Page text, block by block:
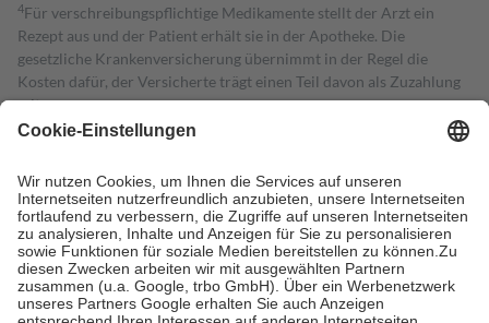
4Für verschreibungspflichtige Medikamente stellt der Arzt ein
Rezept aus und der Patient erhält sie in der Apotheke. Die
gesetzliche Krankenversicherung übernimmt in der Regel die
Kosten dafür, der Versicherte trägt einen Teil davon als Zuzahlung
mit.
Grundsätzlich leisten Mitglieder Zuzahlungen in Höhe von zehn
höchstens zehn Euro.
Es sind jedoch nie mehr als die tatsächlichen
Kosten der Leistung zu entrichten.
Diese Regeln gelten grundsätzlich auch für Online-Apotheken.
Bei Heilmitteln und häuslicher Krankenpflege beträgt die
Zuzahlung zehn Prozent der Kosten sowie zehn Euro je
Verordnung.
Um das Engagement der Versicherten für ihre eigene Gesundheit zu